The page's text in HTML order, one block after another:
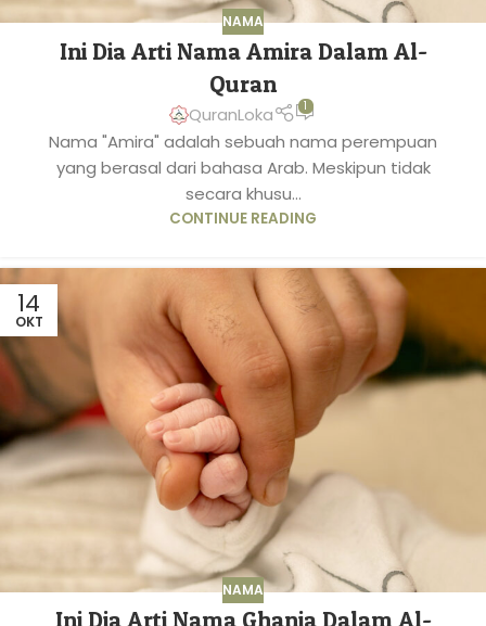
NAMA
Ini Dia Arti Nama Amira Dalam Al-
Quran
QuranLoka 1
Nama "Amira" adalah sebuah nama perempuan
yang berasal dari bahasa Arab. Meskipun tidak
secara khusu...
CONTINUE READING
14
OKT
NAMA
Ini Dia Arti Nama Ghania Dalam Al-